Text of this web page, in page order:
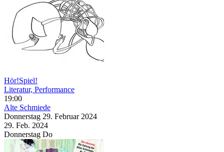
Hör!Spiel!
Literatur, Performance
19:00
Alte Schmiede
Donnerstag 29. Februar 2024
29. Feb. 2024
Donnerstag Do